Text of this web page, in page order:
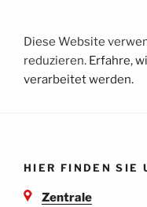
Diese Website
reduzieren. Erfahre,
verarbeitet werden.
HIER FINDEN SIE
Zentrale